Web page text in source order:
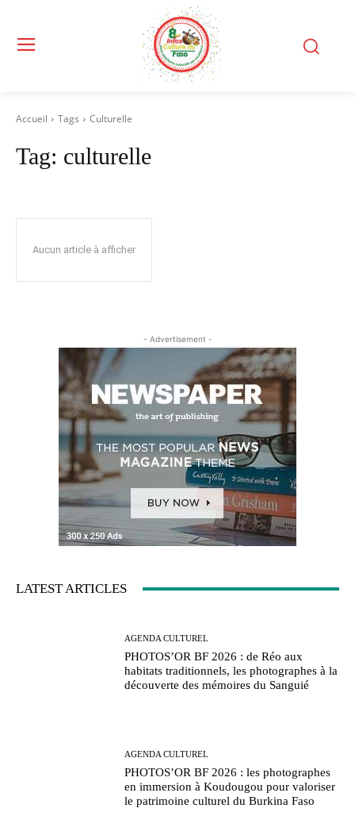
Accueil Tags Culturelle
Tag: culturelle
Aucun article à afficher
- Advertisement -
LATEST ARTICLES
AGENDA CULTUREL
PHOTOS’OR BF 2026 : de Réo aux
habitats traditionnels, les photographes à la
découverte des mémoires du Sanguié
AGENDA CULTUREL
PHOTOS’OR BF 2026 : les photographes
en immersion à Koudougou pour valoriser
le patrimoine culturel du Burkina Faso